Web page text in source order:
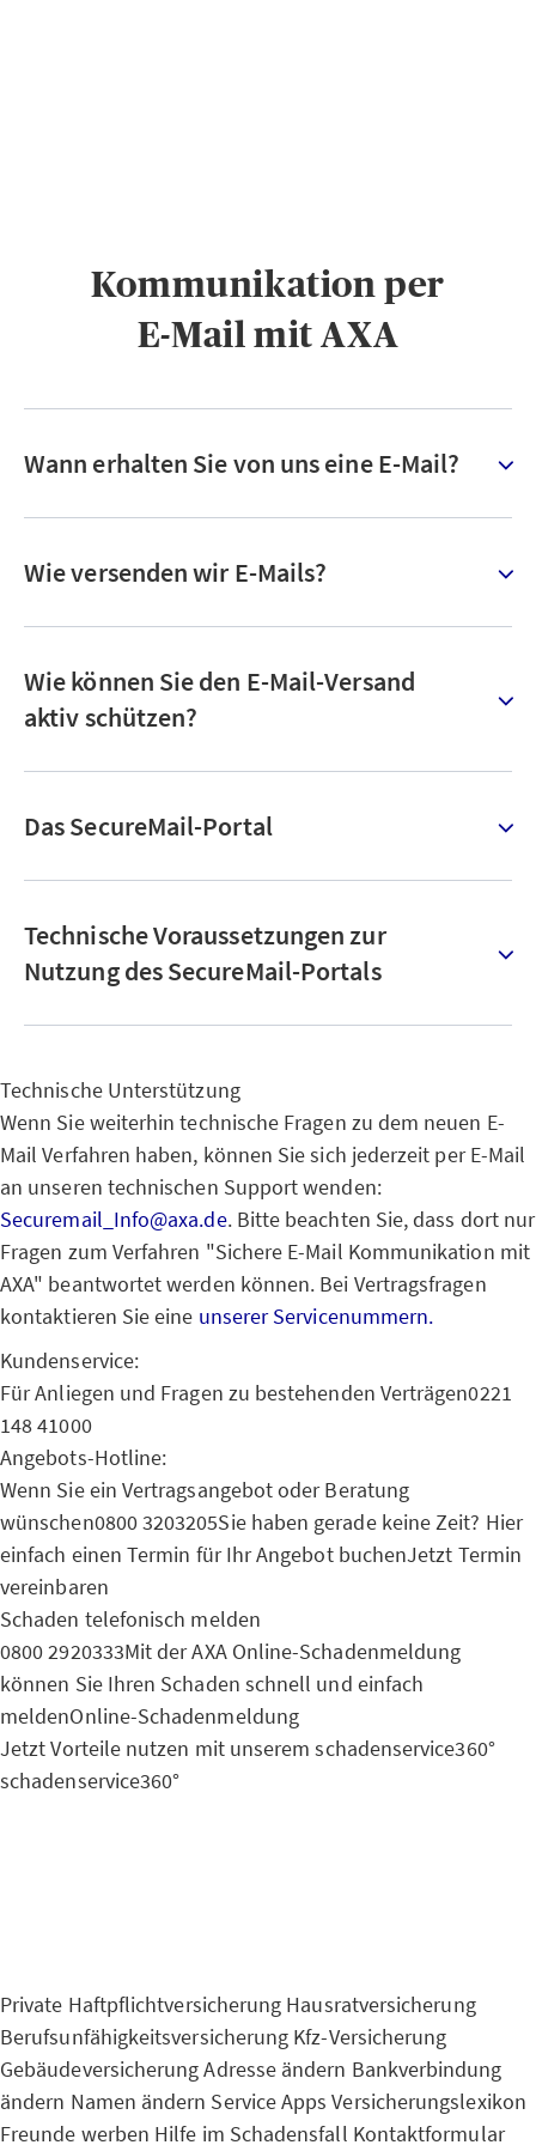
Kommunikation per
E-Mail mit AXA
Wann erhalten Sie von uns eine E-Mail?
Wie versenden wir E-Mails?
Wie können Sie den E-Mail-Versand
aktiv schützen?
Das SecureMail-Portal
Technische Voraussetzungen zur
Nutzung des SecureMail-Portals
Technische Unterstützung
Wenn Sie weiterhin technische Fragen zu dem neuen E-
Mail Verfahren haben, können Sie sich jederzeit per E-Mail
an unseren technischen Support wenden:
Securemail_Info@axa.de. Bitte beachten Sie, dass dort nur
Fragen zum Verfahren "Sichere E-Mail Kommunikation mit
AXA" beantwortet werden können. Bei Vertragsfragen
kontaktieren Sie eine unserer Servicenummern.
Kundenservice:
Für Anliegen und Fragen zu bestehenden Verträgen0221
148 41000
Angebots-Hotline:
Wenn Sie ein Vertragsangebot oder Beratung
wünschen0800 3203205Sie haben gerade keine Zeit? Hier
einfach einen Termin für Ihr Angebot buchenJetzt Termin
vereinbaren
Schaden telefonisch melden
0800 2920333Mit der AXA Online-Schadenmeldung
können Sie Ihren Schaden schnell und einfach
meldenOnline-Schadenmeldung
Jetzt Vorteile nutzen mit unserem schadenservice360°
schadenservice360°
Private Haftpflichtversicherung Hausratversicherung
Berufsunfähigkeitsversicherung Kfz-Versicherung
GebäudeversicherungAdresse ändern Bankverbindung
ändern Namen ändern Service Apps Versicherungslexikon
Freunde werben Hilfe im Schadensfall Kontaktformular